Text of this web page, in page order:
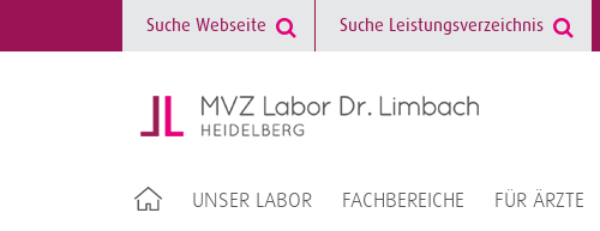
UNSER LABOR FACHBEREICHE FÜR ÄRZTE